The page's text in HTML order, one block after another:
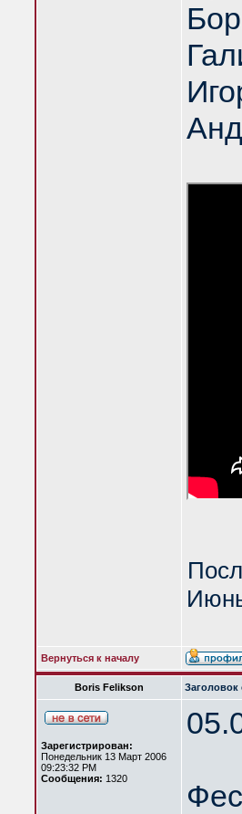
Вернуться к началу
Boris Felikson
Зарегистрирован:
Понедельник 13 Март 2006
09:23:32 PM
Сообщения: 1320